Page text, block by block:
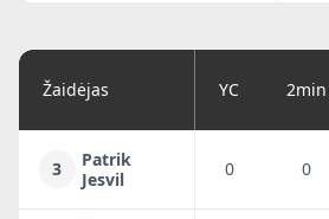
Žaidėjas YC 2min
3
Patrik
Jesvil
0 0